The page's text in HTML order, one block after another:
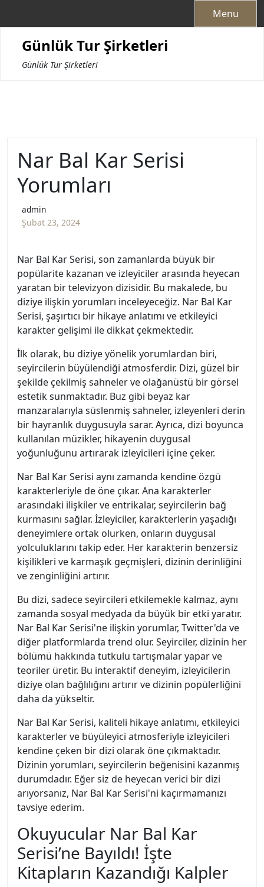
Menu
Günlük Tur Şirketleri
Günlük Tur Şirketleri
Nar Bal Kar Serisi
Yorumları
admin
Şubat 23, 2024
Nar Bal Kar Serisi, son zamanlarda büyük bir
popülarite kazanan ve izleyiciler arasında heyecan
yaratan bir televizyon dizisidir. Bu makalede, bu
diziye ilişkin yorumları inceleyeceğiz. Nar Bal Kar
Serisi, şaşırtıcı bir hikaye anlatımı ve etkileyici
karakter gelişimi ile dikkat çekmektedir.
İlk olarak, bu diziye yönelik yorumlardan biri,
seyircilerin büyülendiği atmosferdir. Dizi, güzel bir
şekilde çekilmiş sahneler ve olağanüstü bir görsel
estetik sunmaktadır. Buz gibi beyaz kar
manzaralarıyla süslenmiş sahneler, izleyenleri derin
bir hayranlık duygusuyla sarar. Ayrıca, dizi boyunca
kullanılan müzikler, hikayenin duygusal
yoğunluğunu artırarak izleyicileri içine çeker.
Nar Bal Kar Serisi aynı zamanda kendine özgü
karakterleriyle de öne çıkar. Ana karakterler
arasındaki ilişkiler ve entrikalar, seyircilerin bağ
kurmasını sağlar. İzleyiciler, karakterlerin yaşadığı
deneyimlere ortak olurken, onların duygusal
yolculuklarını takip eder. Her karakterin benzersiz
kişilikleri ve karmaşık geçmişleri, dizinin derinliğini
ve zenginliğini artırır.
Bu dizi, sadece seyircileri etkilemekle kalmaz, aynı
zamanda sosyal medyada da büyük bir etki yaratır.
Nar Bal Kar Serisi'ne ilişkin yorumlar, Twitter'da ve
diğer platformlarda trend olur. Seyirciler, dizinin her
bölümü hakkında tutkulu tartışmalar yapar ve
teoriler üretir. Bu interaktif deneyim, izleyicilerin
diziye olan bağlılığını artırır ve dizinin popülerliğini
daha da yükseltir.
Nar Bal Kar Serisi, kaliteli hikaye anlatımı, etkileyici
karakterler ve büyüleyici atmosferiyle izleyicileri
kendine çeken bir dizi olarak öne çıkmaktadır.
Dizinin yorumları, seyircilerin beğenisini kazanmış
durumdadır. Eğer siz de heyecan verici bir dizi
arıyorsanız, Nar Bal Kar Serisi'ni kaçırmamanızı
tavsiye ederim.
Okuyucular Nar Bal Kar
Serisi’ne Bayıldı! İşte
Kitapların Kazandığı Kalpler